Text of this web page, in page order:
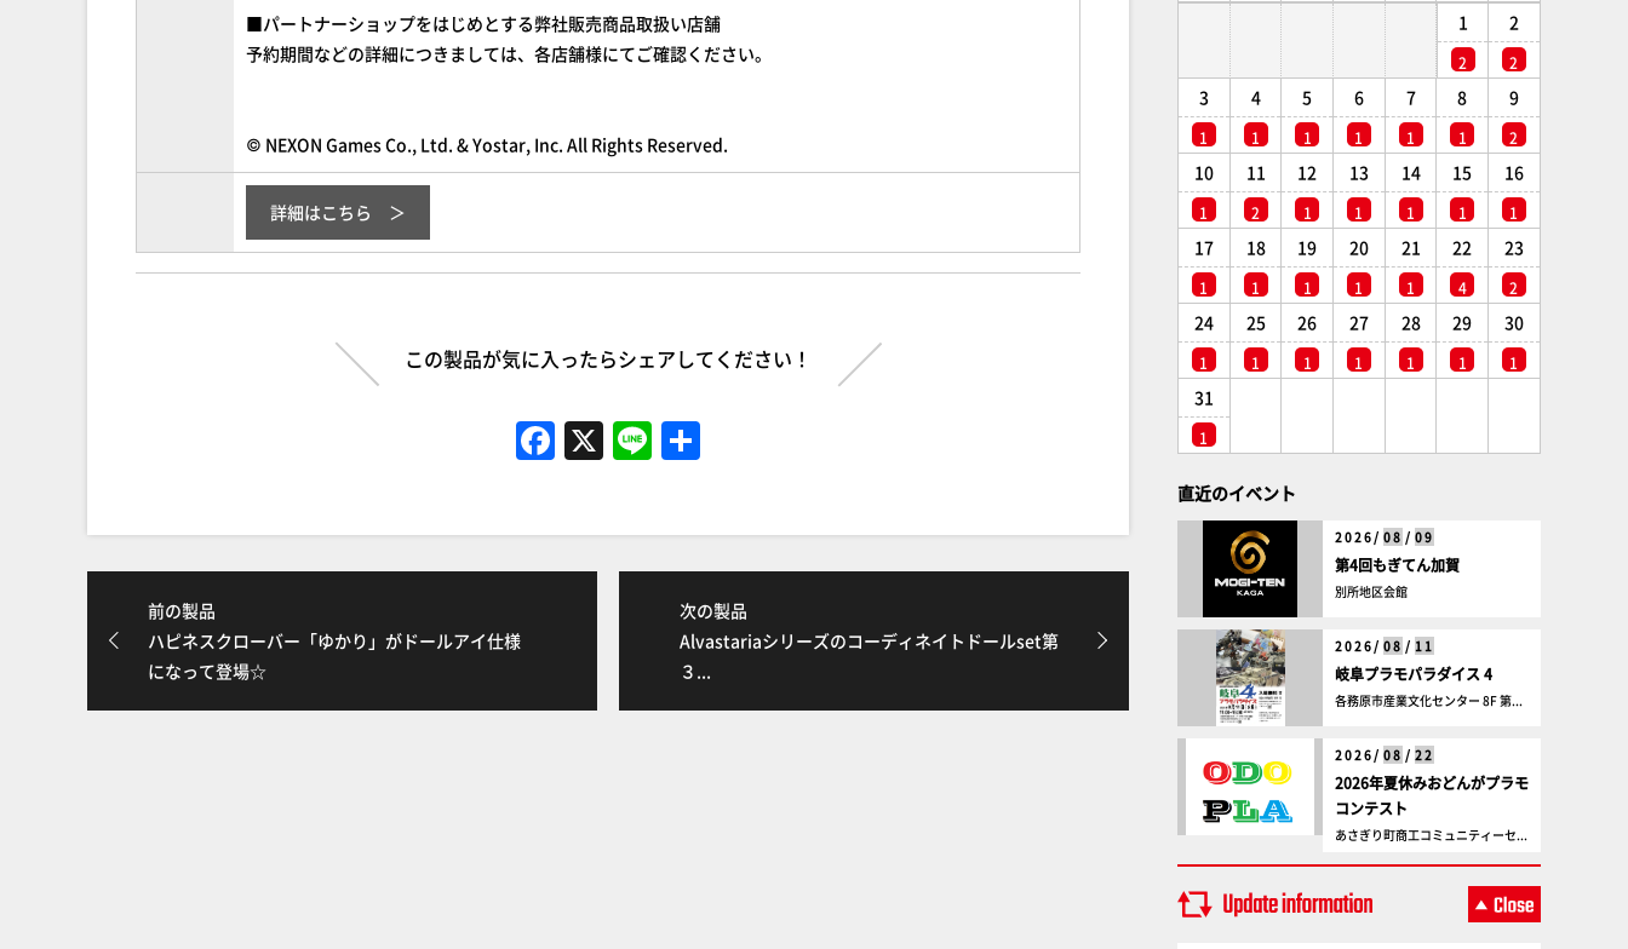
■パートナーショップをはじめとする弊社販売商品取扱い店舗
予約期間などの詳細につきましては、各店舗様にてご確認ください。
© NEXON Games Co., Ltd. & Yostar, Inc. All Rights Reserved.
詳細はこちら
この製品が気に入ったらシェアしてください！
F
a
e
k
X Li
n
前の製品
ハピネスクローバー「ゆかり」がドールアイ仕様
になって登場☆
次の製品
Alvastariaシリーズのコーディネイトドールset第
３...
1
2
2
2
3
1
4
1
5
1
6
1
7
1
8
1
9
2
10
1
11
2
12
1
13
1
14
1
15
1
16
1
17
1
18
1
19
1
20
1
21
1
22
4
23
2
24
1
25
1
26
1
27
1
28
1
29
1
30
1
31
1
直近のイベント
2026/ 08 / 09
第4回もぎてん加賀
別所地区会館
2026/ 08 / 11
岐阜プラモパラダイス 4
各務原市産業文化センター 8F 第...
2026/ 08 / 22
2026年夏休みおどんがプラモ
コンテスト
あさぎり町商工コミュニティーセ...